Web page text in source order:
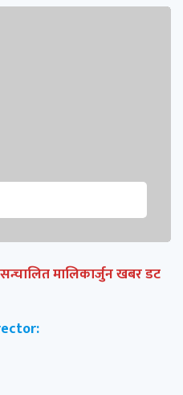
मालिकार्जुन खबर डट